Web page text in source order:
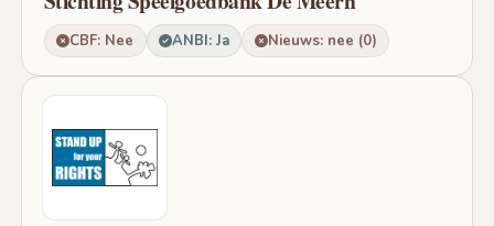
CBF: Nee ANBI: Ja Nieuws: nee (0)